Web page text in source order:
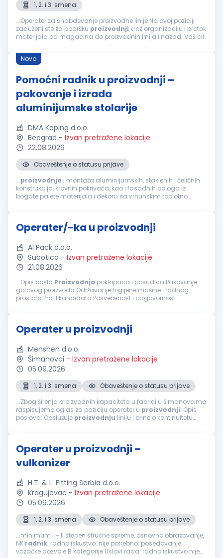
1, 2. i 3. smena
...Operater za snabdevanje proizvodne linije Na ovoj poziciji
zaduženi ste za podršku proizvodnji kroz organizaciju i protok
materijala od magacina do proizvodnih linija i nazad. Vaš cilj
Novo
Pomoćni radnik u proizvodnji –
pakovanje i izrada
aluminijumske stolarije
DMA Koping d.o.o.
Beograd - Izvan pretražene lokacije
22.08.2026
Obaveštenje o statusu prijave
...proizvodnja i montaža aluminijumskih, staklenih i čeličnih
konstrukcija, krovnih pokrivača, kao i fasadnih obloga iz
bogate palete materijala i dekora sa vrhunskim toplotno
Operater/-ka u proizvodnji
Al Pack d.o.o.
Subotica - Izvan pretražene lokacije
21.08.2026
...Opis posla Proizvodnja poklopaca i posudica Pakovanje
gotovog proizvoda Održavanje higijene mašine i radnog
prostora Profil kandidata Posvećenost i odgovornost
Operater u proizvodnji
Menshen d.o.o.
Šimanovci - Izvan pretražene lokacije
05.09.2026
1, 2. i 3. smena
Obaveštenje o statusu prijave
...Zbog širenja proizvodnih kapaciteta u fabrici u šimanovcima
raspisujemo oglas za poziciju operater u proizvodnji: Opis
poslova: Opslužuje proizvodnju liniju i brine o kontinuitetu
Operater u proizvodnji –
vulkanizer
H.T. & L. Fitting Serbia d.o.o.
Kragujevac - Izvan pretražene lokacije
05.09.2026
1, 2. i 3. smena
Obaveštenje o statusu prijave
...minimum I – II stepen stručne spreme, osnovno obrazovanje,
NK radnik; radno iskustvo: nije potrebno; posedovanje
vozačke dozvole B kategorije Uslovi rada: radno iskustvo nije